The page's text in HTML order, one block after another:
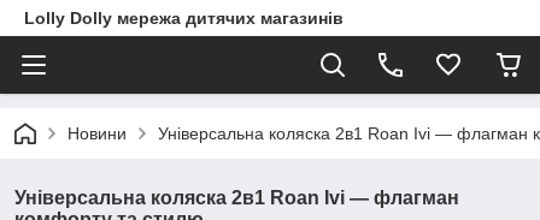
Lolly Dolly мережа дитячих магазинів
Новини Універсальна коляска 2в1 Roan Ivi — флагман
Універсальна коляска 2в1 Roan Ivi — флагман